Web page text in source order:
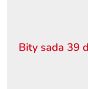
Bity sada 39